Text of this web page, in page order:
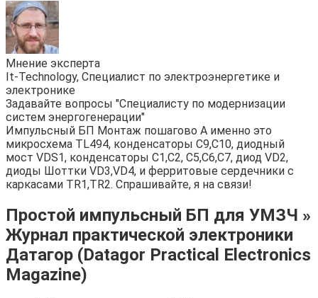
Мнение эксперта
It-Technology, Cпециалист по электроэнергетике и
электронике
Задавайте вопросы "Специалисту по модернизации
систем энергогенерации"
Импульсный БП Монтаж пошагово А именно это
микросхема TL494, конденсаторы С9,С10, диодный
мост VDS1, конденсаторы С1,С2, С5,С6,С7, диод VD2,
диоды Шоттки VD3,VD4, и ферритовые сердечники с
каркасами TR1,TR2. Спрашивайте, я на связи!
Простой импульсный БП для УМЗЧ »
Журнал практической электроники
Датагор (Datagor Practical Electronics
Magazine)